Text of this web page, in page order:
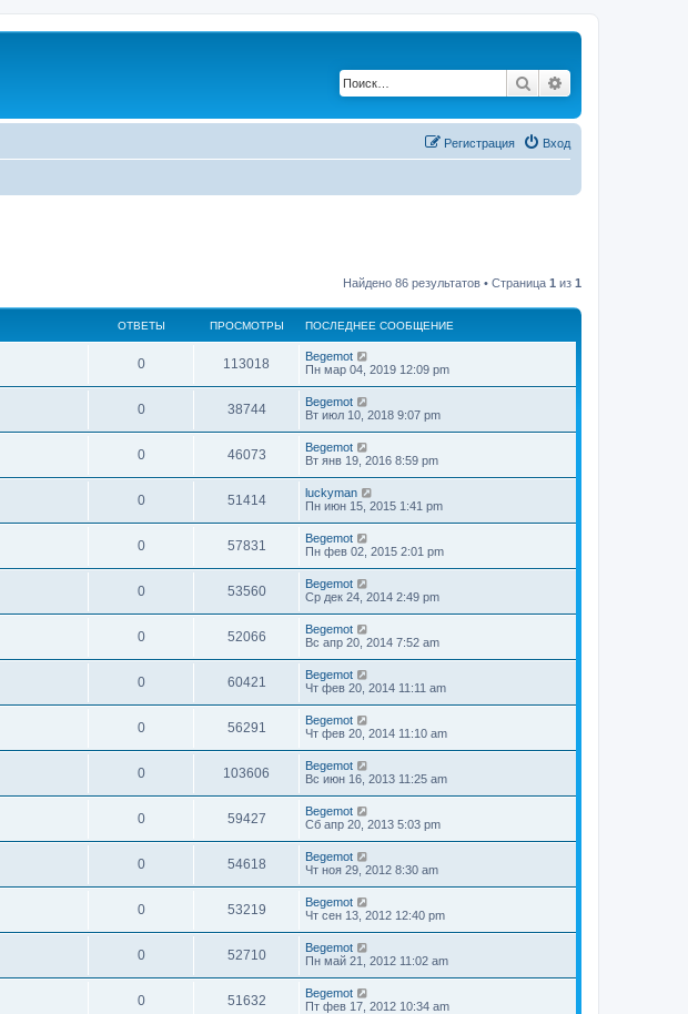
Поиск
Вход
Регистрация
Найдено 86 результатов • Страница 1 из 1
ОТВЕТЫ ПРОСМОТРЫ ПОСЛЕДНЕЕ СООБЩЕНИЕ
0 113018
Begemot
Пн мар 04, 2019 12:09 pm
0 38744
Begemot
Вт июл 10, 2018 9:07 pm
0 46073
Begemot
Вт янв 19, 2016 8:59 pm
0 51414
luckyman
Пн июн 15, 2015 1:41 pm
0 57831
Begemot
Пн фев 02, 2015 2:01 pm
0 53560
Begemot
Ср дек 24, 2014 2:49 pm
0 52066
Begemot
Вс апр 20, 2014 7:52 am
0 60421
Begemot
Чт фев 20, 2014 11:11 am
0 56291
Begemot
Чт фев 20, 2014 11:10 am
0 103606
Begemot
Вс июн 16, 2013 11:25 am
0 59427
Begemot
Сб апр 20, 2013 5:03 pm
0 54618
Begemot
Чт ноя 29, 2012 8:30 am
0 53219
Begemot
Чт сен 13, 2012 12:40 pm
0 52710
Begemot
Пн май 21, 2012 11:02 am
0 51632
Begemot
Пт фев 17, 2012 10:34 am